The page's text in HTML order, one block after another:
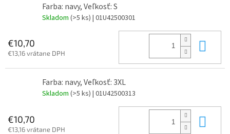
Farba: navy, Veľkosť: S
Skladom (>5 ks) | 01U42500301
€10,70
€13,16 vrátane DPH
Farba: navy, Veľkosť: 3XL
Skladom (>5 ks) | 01U42500313
€10,70
€13,16 vrátane DPH